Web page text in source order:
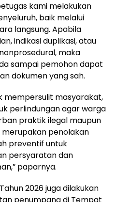
kami melakukan
baik melalui
langsung. Apabila
indikasi duplikasi, atau
maka
sampai pemohon dapat
dokumen yang sah.
mempersulit masyarakat,
perlindungan agar warga
praktik ilegal maupun
merupakan penolakan
preventif untuk
persyaratan dan
paparnya.
2026 juga dilakukan